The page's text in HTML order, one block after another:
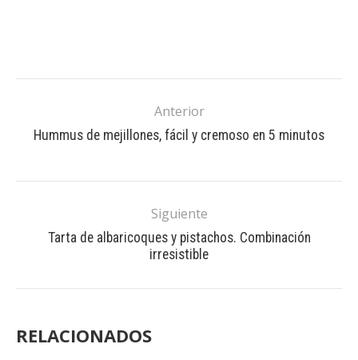
Anterior
Hummus de mejillones, fácil y cremoso en 5 minutos
Siguiente
Tarta de albaricoques y pistachos. Combinación
irresistible
RELACIONADOS